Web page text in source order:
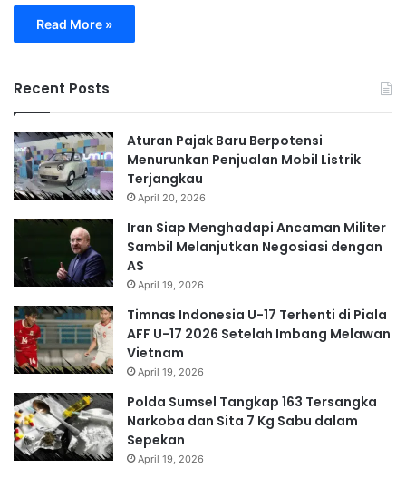
Read More »
Recent Posts
Aturan Pajak Baru Berpotensi
Menurunkan Penjualan Mobil Listrik
Terjangkau
April 20, 2026
Iran Siap Menghadapi Ancaman Militer
Sambil Melanjutkan Negosiasi dengan
AS
April 19, 2026
Timnas Indonesia U-17 Terhenti di Piala
AFF U-17 2026 Setelah Imbang Melawan
Vietnam
April 19, 2026
Polda Sumsel Tangkap 163 Tersangka
Narkoba dan Sita 7 Kg Sabu dalam
Sepekan
April 19, 2026